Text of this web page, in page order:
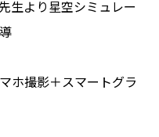
生より星空シミュレー
ホ撮影＋スマートグラ